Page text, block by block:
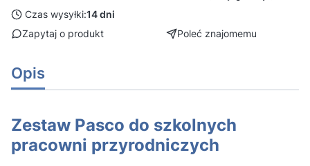
Czas wysyłki:14 dni
Zapytaj o produkt
Poleć znajomemu
Opis
Zestaw Pasco do szkolnych
pracowni przyrodniczych